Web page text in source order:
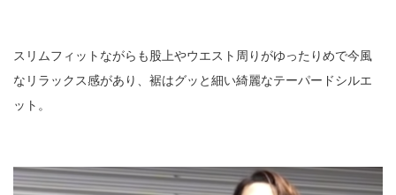
スリムフィットながらも股上やウエスト周りがゆったりめで今風
なリラックス感があり、裾はグッと細い綺麗なテーパードシルエ
ット。